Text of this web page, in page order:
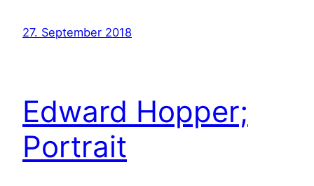
27. September 2018
Edward Hopper;
Portrait